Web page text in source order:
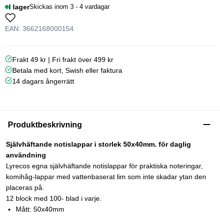
I lagerSkickas inom 3 - 4 vardagar
EAN: 3662168000154
Frakt 49 kr | Fri frakt över 499 kr
Betala med kort, Swish eller faktura
14 dagars ångerrätt
Produktbeskrivning
Självhäftande notislappar i storlek 50x40mm. för daglig
användning
Lyrecos egna självhäftande notislappar för praktiska noteringar,
komihåg-lappar med vattenbaserat lim som inte skadar ytan den
placeras på.
12 block med 100- blad i varje.
Mått: 50x40mm